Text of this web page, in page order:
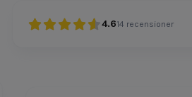
4.614 recensioner